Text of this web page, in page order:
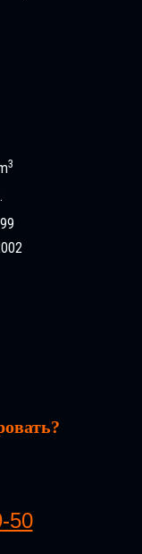
3
50